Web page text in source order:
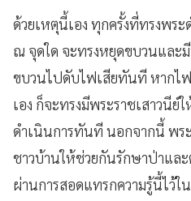
ด้วยเหตุนี้เอง ทุกครั้งที่ทรงพร
ณ จุดใด จะทรงหยุดขบวนและ
ขบวนไปดับไฟเสียทันที หากไ
เอง ก็จะทรงมีพระราชเสาวนีย์
ดำเนินการทันที นอกจากนี้ พร
ชาวบ้านให้ช่วยกันรักษาป่าและ
ผ่านการสอดแทรกความรู้นี้ไว้